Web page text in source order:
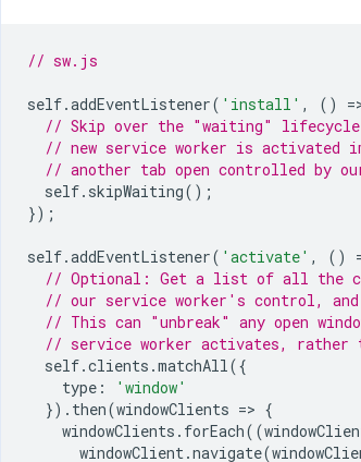
// sw.js
self.addEventListener( 'install' , () =
// Skip over the "waiting"
// new service worker is activated
// another tab open controlled by
self. skipWaiting();
});
self.addEventListener( 'activate' , ()
// Optional: Get a list of all the
// our service worker's control,
// This can "unbreak" any open
// service worker activates, rather
self.clients .matchAll({
type :
'window'
}). then(windowClients => {
windowClients . forEach((
windowClient.navigate(